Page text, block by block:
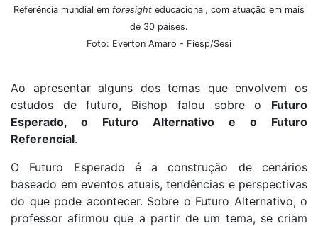
Referência mundial em foresight educacional, com atuação em mais
de 30 países.
Foto: Everton Amaro - Fiesp/Sesi
Ao apresentar alguns dos temas que envolvem os
estudos de futuro, Bishop falou sobre o Futuro
Esperado, o Futuro Alternativo e o Futuro
Referencial.
O Futuro Esperado é a construção de cenários
baseado em eventos atuais, tendências e perspectivas
do que pode acontecer. Sobre o Futuro Alternativo, o
professor afirmou que a partir de um tema, se criam